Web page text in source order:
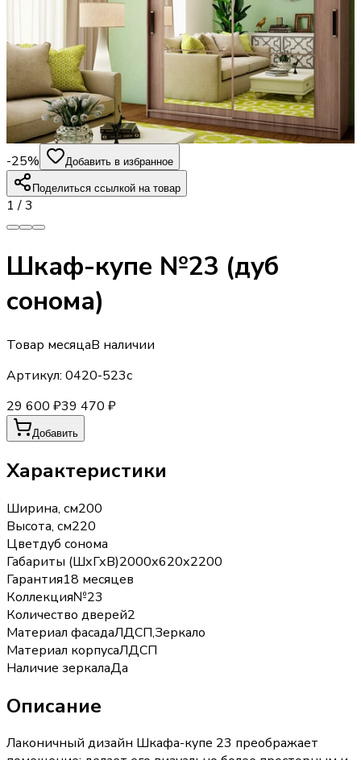
-25% Добавить в избранное
Поделиться ссылкой на товар
1 /3
Шкаф-купе №23 (дуб
сонома)
Товар месяцаВ наличии
Артикул: 0420-523с
29 600 ₽39 470 ₽
Добавить
Характеристики
Ширина, см200
Высота, см220
Цветдуб сонома
Габариты (ШхГхВ)2000х620х2200
Гарантия18 месяцев
Коллекция№23
Количество дверей2
Материал фасадаЛДСП,Зеркало
Материал корпусаЛДСП
Наличие зеркалаДа
Описание
Лаконичный дизайн Шкафа-купе 23 преображает